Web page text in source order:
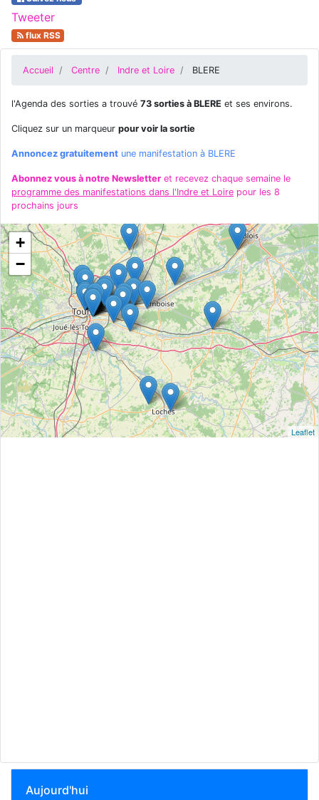
Tweeter
flux RSS
Accueil Centre Indre et Loire BLERE
l'Agenda des sorties a trouvé 73 sorties à BLERE et ses environs.
Cliquez sur un marqueur pour voir la sortie
Annoncez gratuitement une manifestation à BLERE
Abonnez vous à notre Newsletter et recevez chaque semaine le
programme des manifestations dans l'Indre et Loire pour les 8
prochains jours
+
−
Leaflet
Aujourd'hui